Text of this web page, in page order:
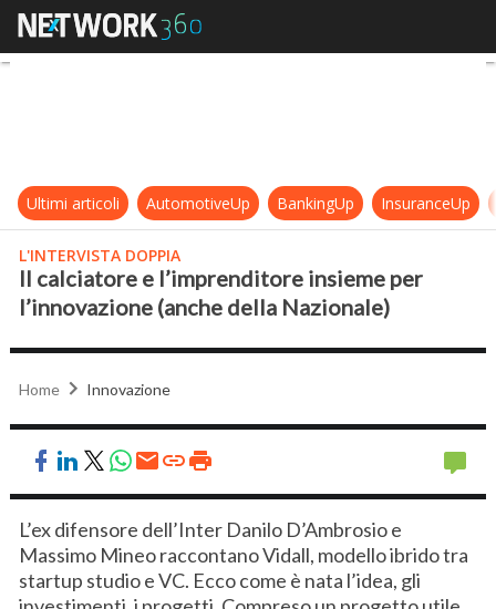
Il calciatore e l’imprenditore
Ultimi articoli AutomotiveUp BankingUp InsuranceUp
L'INTERVISTA DOPPIA
Il calciatore e l’imprenditore insieme per
l’innovazione (anche della Nazionale)
Home Innovazione
L’ex difensore dell’Inter Danilo D’Ambrosio e
Massimo Mineo raccontano Vidall, modello ibrido tra
startup studio e VC. Ecco come è nata l’idea, gli